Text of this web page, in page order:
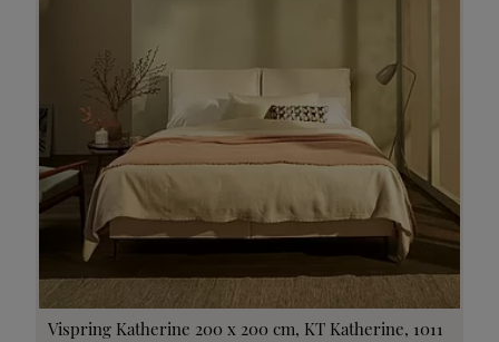
Vispring Katherine 200 x 200 cm, KT Katherine, 1011